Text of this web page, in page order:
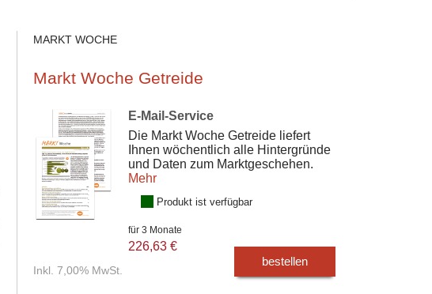
MARKT WOCHE
Markt Woche Getreide
E-Mail-Service
Die Markt Woche Getreide liefert
Ihnen wöchentlich alle Hintergründe
und Daten zum Marktgeschehen.
Mehr
Produkt ist verfügbar
für 3 Monate
226,63 €
Inkl. 7,00% MwSt.
bestellen